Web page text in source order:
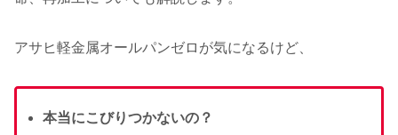
アサヒ軽金属オールパンゼロが気になるけど、
本当にこびりつかないの？